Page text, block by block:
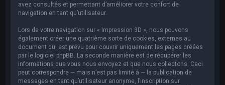
avez consultés et permettant d’améliorer votre confort de
navigation en tant qu’utilisateur.
Lors de votre navigation sur « Impression 3D », nous pouvons
également créer une quatrième sorte de cookies, externes au
document qui est prévu pour couvrir uniquement les pages créées
par le logiciel phpBB. La seconde manière est de récupérer les
informations que vous nous envoyez et que nous collectons. Ceci
peut correspondre — mais n’est pas limité à — la publication de
messages en tant qu’utilisateur anonyme, l’inscription sur